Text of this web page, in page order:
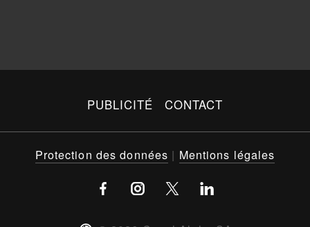
PUBLICITÉ CONTACT
Protection des données | Mentions légales